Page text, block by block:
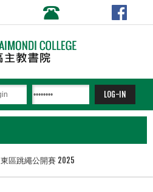
東區跳繩公開賽 2025